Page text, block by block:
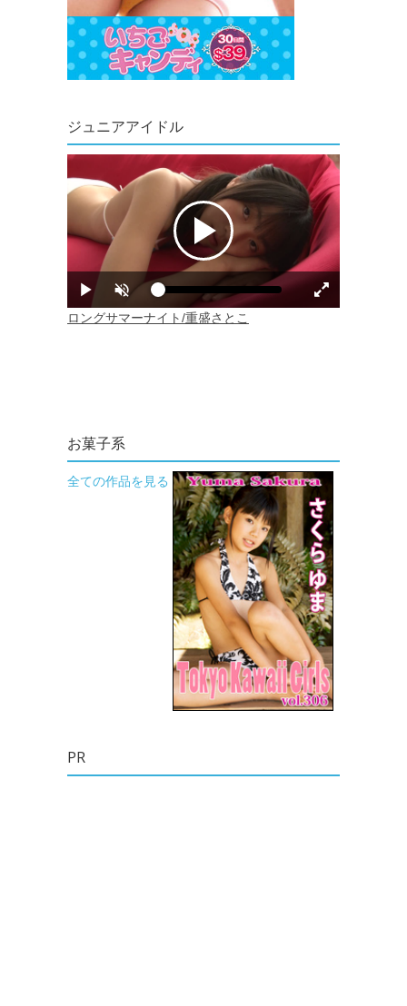
ジュニアアイドル
お菓子系
全ての作品を見る
PR